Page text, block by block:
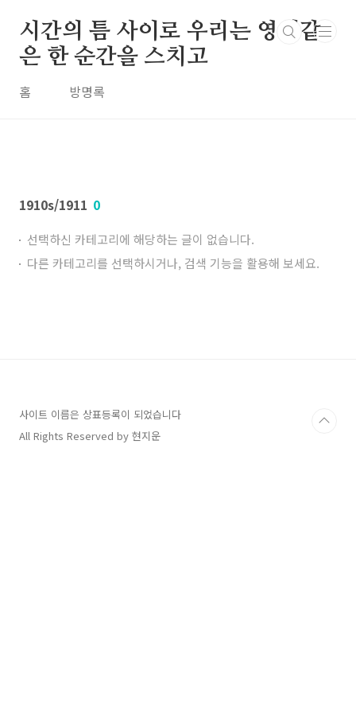
시간의 틈 사이로 우리는 영원같
은 한 순간을 스치고
홈 방명록
1910s/1911 0
선택하신 카테고리에 해당하는 글이 없습니다.
다른 카테고리를 선택하시거나, 검색 기능을 활용해 보세요.
사이트 이름은 상표등록이 되었습니다
All Rights Reserved by 현지운